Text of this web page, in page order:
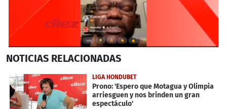
seconds
4
minutes,
16
seconds
NOTICIAS RELACIONADAS
LIGA HONDUBET
Prono: 'Espero que Motagua y Olimpia
arriesguen y nos brinden un gran
espectáculo'